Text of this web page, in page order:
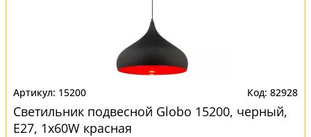
15200 82928
Светильник подвесной Globo 15200, черный,
E27, 1x60W красная